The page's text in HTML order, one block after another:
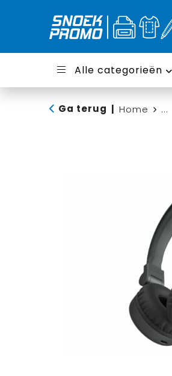
Alle categorieën
Ga terug Home ...